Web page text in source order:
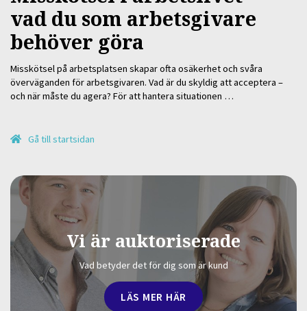
vad du som arbetsgivare
behöver göra
Misskötsel på arbetsplatsen skapar ofta osäkerhet och svåra
överväganden för arbetsgivaren. Vad är du skyldig att acceptera –
och när måste du agera? För att hantera situationen …
Gå till startsidan
Vi är auktoriserade
Vad betyder det för dig som är kund
LÄS MER HÄR